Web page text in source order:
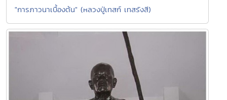
"การภาวนาเบื้องต้น" (หลวงปู่เทสก์ เทสรังสี)